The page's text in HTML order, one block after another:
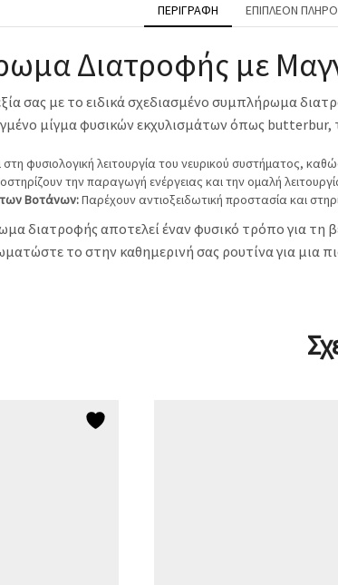
ΠΕΡΙΓΡΑΦΉ ΕΠΙΠΛΈΟΝ
Διατροφής με
σας με το ειδικά σχεδιασμένο συμπλήρωμα
μίγμα φυσικών εκχυλισμάτων όπως butterbur,
στη φυσιολογική λειτουργία του νευρικού συστήματος,
την παραγωγή ενέργειας και την ομαλή
Βοτάνων:Παρέχουν αντιοξειδωτική προστασία και
διατροφής αποτελεί έναν φυσικό τρόπο για τη
το στην καθημερινή σας ρουτίνα για μια